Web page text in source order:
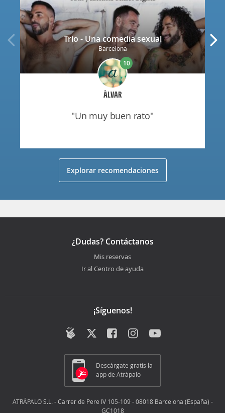
Trío - Una comedia sexual
Barcelona
ÀLVAR
10
"un muy buen rato"
Explorar recomendaciones
¿Dudas? Contáctanos
Mis reservas
Ir al Centro de ayuda
¡Síguenos!
Descárgate gratis la
app de Atrápalo
ATRÁPALO S.L. - Carrer de Pere IV 105-109 - 08018 Barcelona (España) -
GC1018